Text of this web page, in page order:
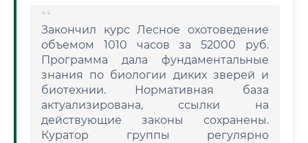
Закончил курс Лесное охотоведение
объемом 1010 часов за 52000 руб.
Программа дала фундаментальные
знания по биологии диких зверей и
биотехнии. Нормативная база
актуализирована, ссылки на
действующие законы сохранены.
Куратор группы регулярно